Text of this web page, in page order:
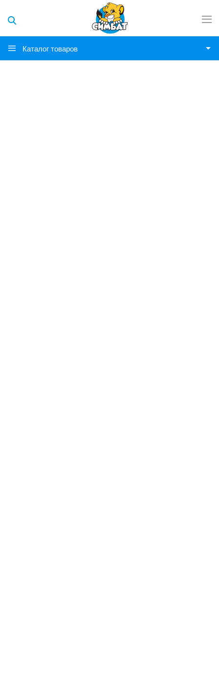
Каталог товаров